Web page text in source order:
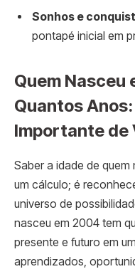
Sonhos e
pontapé inicial em
Quem Nasceu
Quantos
Importante de
Saber a idade de
um cálculo; é
universo de
nasceu em 2004 tem
presente e futuro em
aprendizados,